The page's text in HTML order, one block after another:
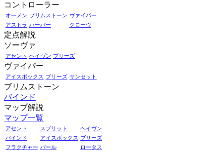
コントローラー
オーメン ブリムストーン ヴァイパー
アストラ ハーバー クローヴ
定点解説
ソーヴァ
アセント ヘイヴン ブリーズ
ヴァイパー
アイスボックス ブリーズ サンセット
ブリムストーン
バインド
マップ解説
マップ一覧
アセント スプリット
ヘイヴン
バインド
アイスボックス ブリーズ
フラクチャー パール
ロータス